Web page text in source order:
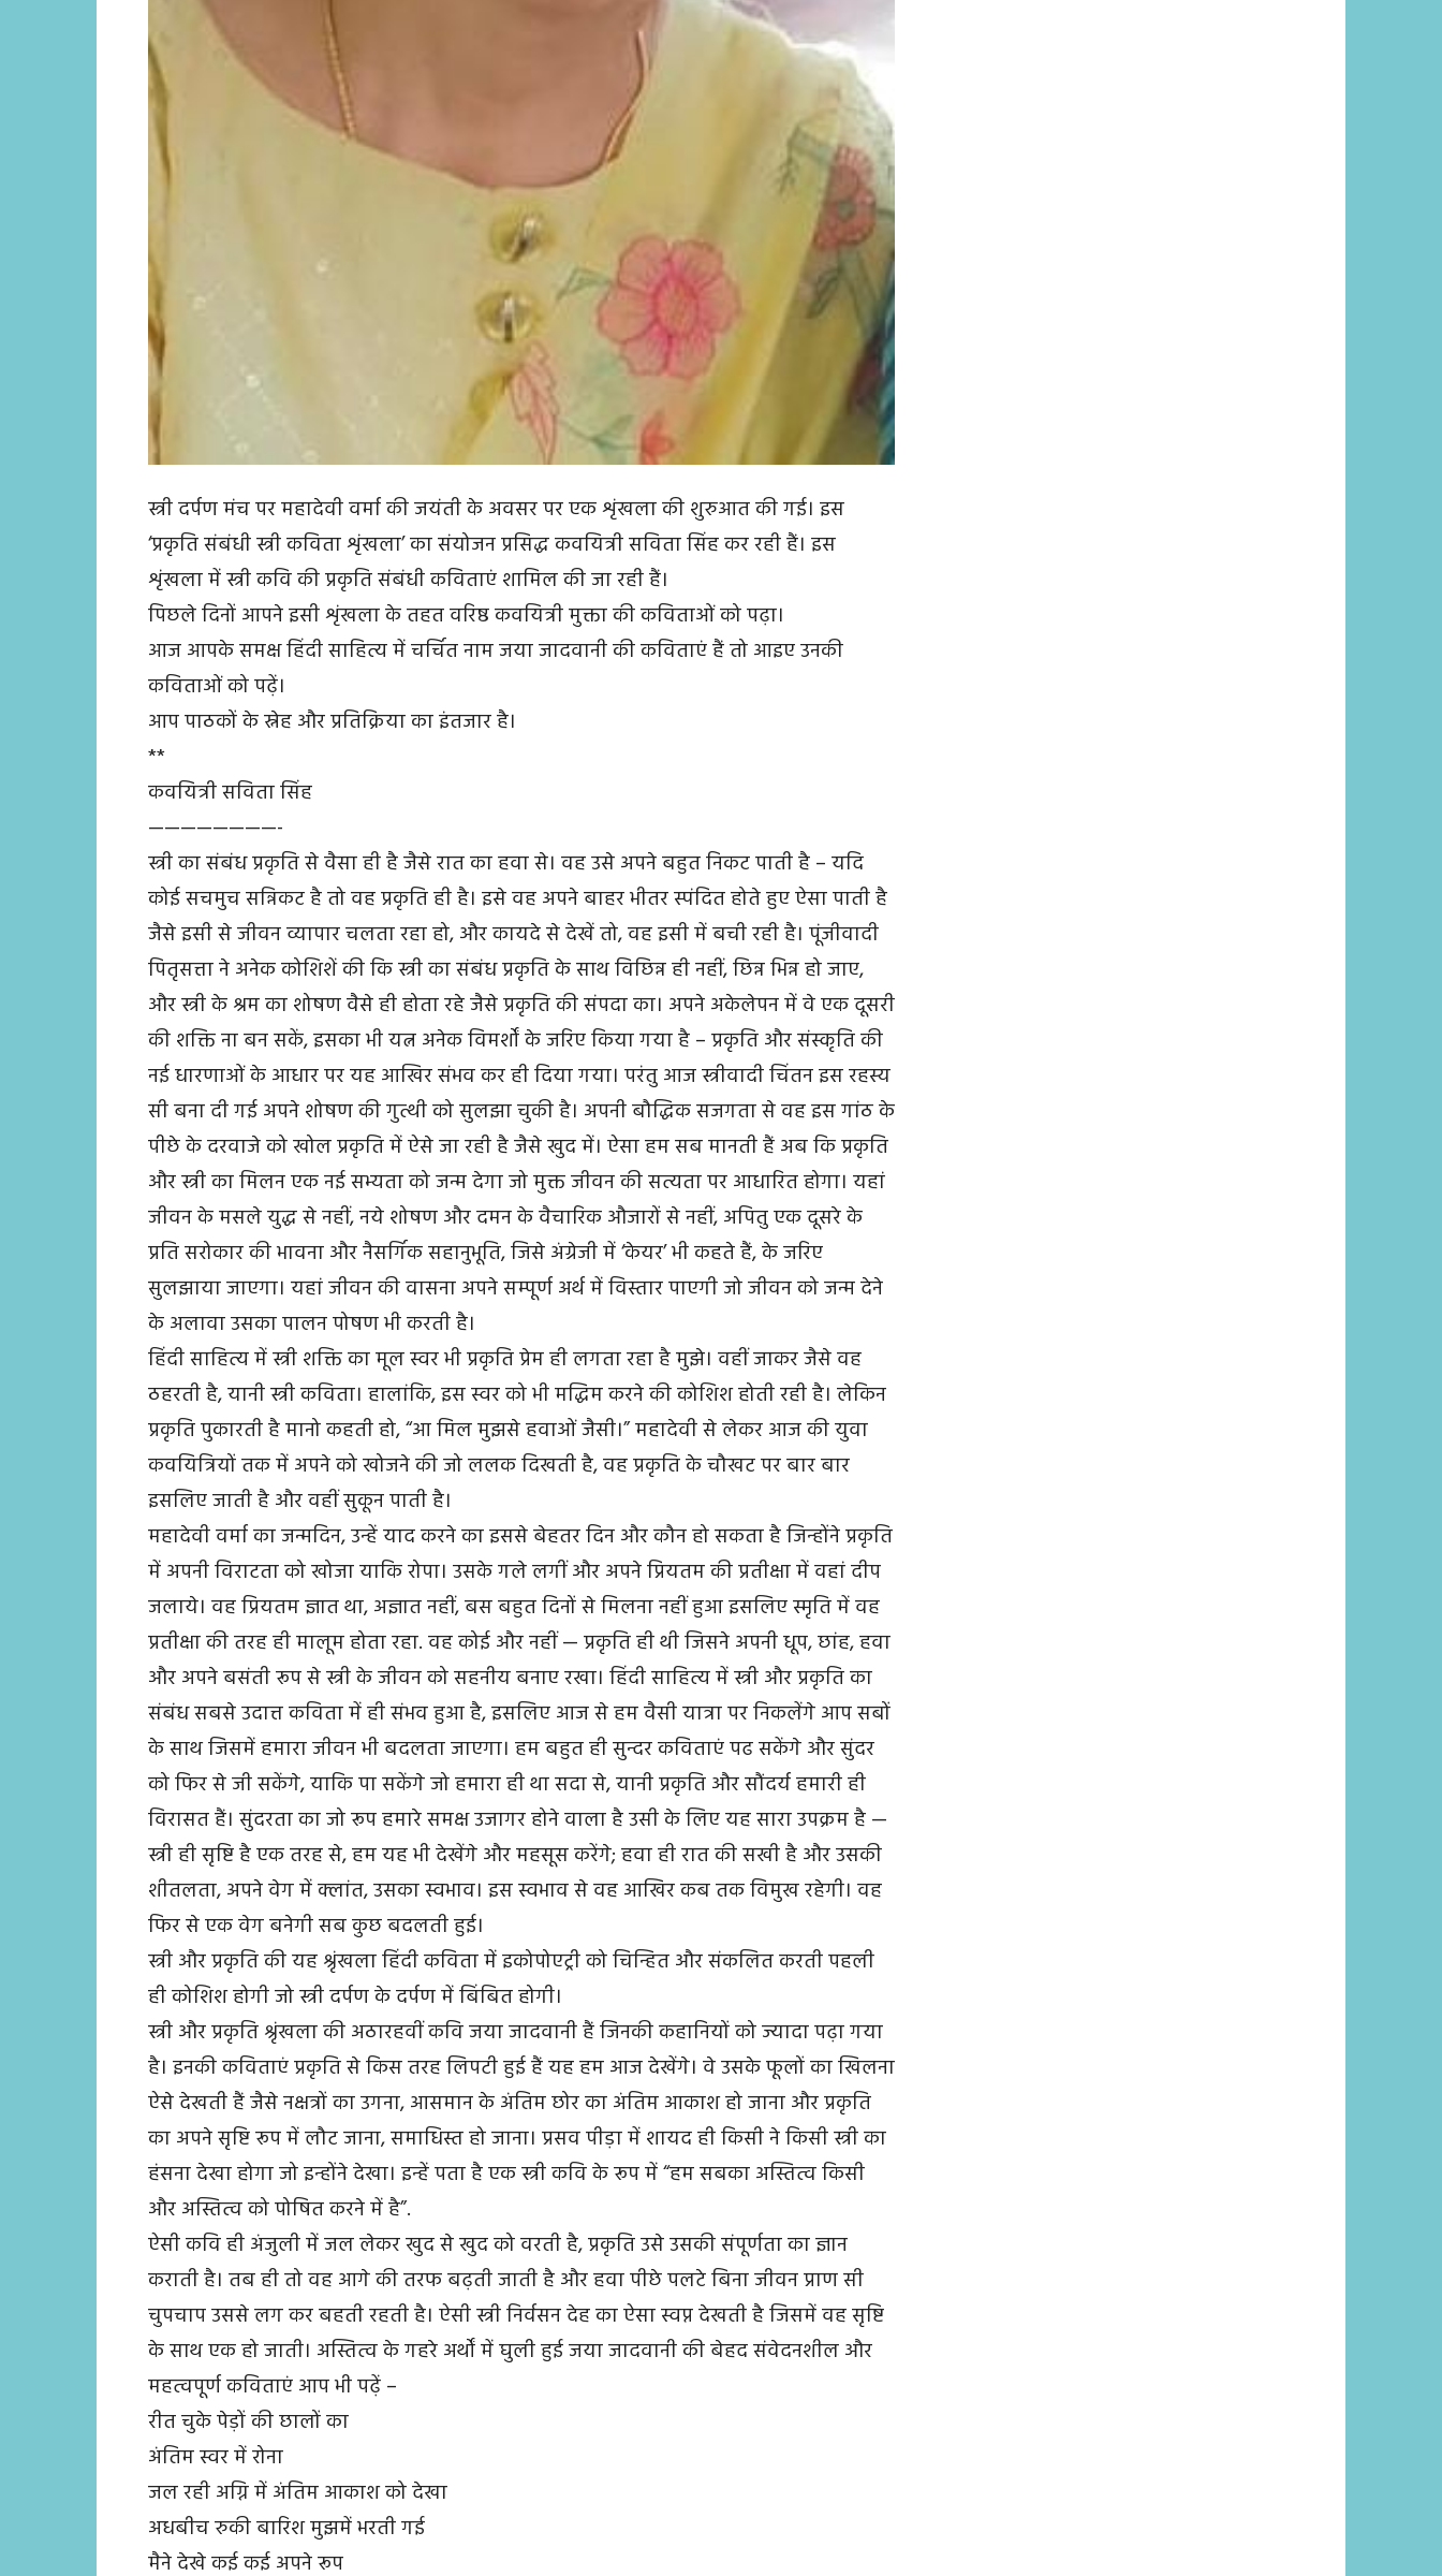
स्त्री दर्पण मंच पर महादेवी वर्मा की जयंती के अवसर पर एक शृंखला की शुरुआत की गई। इस
‘प्रकृति संबंधी स्त्री कविता शृंखला’ का संयोजन प्रसिद्ध कवयित्री सविता सिंह कर रही हैं। इस
शृंखला में स्त्री कवि की प्रकृति संबंधी कविताएं शामिल की जा रही हैं।
पिछले दिनों आपने इसी शृंखला के तहत वरिष्ठ कवयित्री मुक्ता की कविताओं को पढ़ा।
आज आपके समक्ष हिंदी साहित्य में चर्चित नाम जया जादवानी की कविताएं हैं तो आइए उनकी
कविताओं को पढ़ें।
आप पाठकों के स्नेह और प्रतिक्रिया का इंतजार है।
**
कवयित्री सविता सिंह
————————-
स्त्री का संबंध प्रकृति से वैसा ही है जैसे रात का हवा से। वह उसे अपने बहुत निकट पाती है – यदि
कोई सचमुच सन्निकट है तो वह प्रकृति ही है। इसे वह अपने बाहर भीतर स्पंदित होते हुए ऐसा पाती है
जैसे इसी से जीवन व्यापार चलता रहा हो, और कायदे से देखें तो, वह इसी में बची रही है। पूंजीवादी
पितृसत्ता ने अनेक कोशिशें की कि स्त्री का संबंध प्रकृति के साथ विछिन्न ही नहीं, छिन्न भिन्न हो जाए,
और स्त्री के श्रम का शोषण वैसे ही होता रहे जैसे प्रकृति की संपदा का। अपने अकेलेपन में वे एक दूसरी
की शक्ति ना बन सकें, इसका भी यत्न अनेक विमर्शों के जरिए किया गया है – प्रकृति और संस्कृति की
नई धारणाओं के आधार पर यह आखिर संभव कर ही दिया गया। परंतु आज स्त्रीवादी चिंतन इस रहस्य
सी बना दी गई अपने शोषण की गुत्थी को सुलझा चुकी है। अपनी बौद्धिक सजगता से वह इस गांठ के
पीछे के दरवाजे को खोल प्रकृति में ऐसे जा रही है जैसे खुद में। ऐसा हम सब मानती हैं अब कि प्रकृति
और स्त्री का मिलन एक नई सभ्यता को जन्म देगा जो मुक्त जीवन की सत्यता पर आधारित होगा। यहां
जीवन के मसले युद्ध से नहीं, नये शोषण और दमन के वैचारिक औजारों से नहीं, अपितु एक दूसरे के
प्रति सरोकार की भावना और नैसर्गिक सहानुभूति, जिसे अंग्रेजी में ‘केयर’ भी कहते हैं, के जरिए
सुलझाया जाएगा। यहां जीवन की वासना अपने सम्पूर्ण अर्थ में विस्तार पाएगी जो जीवन को जन्म देने
के अलावा उसका पालन पोषण भी करती है।
हिंदी साहित्य में स्त्री शक्ति का मूल स्वर भी प्रकृति प्रेम ही लगता रहा है मुझे। वहीं जाकर जैसे वह
ठहरती है, यानी स्त्री कविता। हालांकि, इस स्वर को भी मद्धिम करने की कोशिश होती रही है। लेकिन
प्रकृति पुकारती है मानो कहती हो, “आ मिल मुझसे हवाओं जैसी।” महादेवी से लेकर आज की युवा
कवयित्रियों तक में अपने को खोजने की जो ललक दिखती है, वह प्रकृति के चौखट पर बार बार
इसलिए जाती है और वहीं सुकून पाती है।
महादेवी वर्मा का जन्मदिन, उन्हें याद करने का इससे बेहतर दिन और कौन हो सकता है जिन्होंने प्रकृति
में अपनी विराटता को खोजा याकि रोपा। उसके गले लगीं और अपने प्रियतम की प्रतीक्षा में वहां दीप
जलाये। वह प्रियतम ज्ञात था, अज्ञात नहीं, बस बहुत दिनों से मिलना नहीं हुआ इसलिए स्मृति में वह
प्रतीक्षा की तरह ही मालूम होता रहा. वह कोई और नहीं — प्रकृति ही थी जिसने अपनी धूप, छांह, हवा
और अपने बसंती रूप से स्त्री के जीवन को सहनीय बनाए रखा। हिंदी साहित्य में स्त्री और प्रकृति का
संबंध सबसे उदात्त कविता में ही संभव हुआ है, इसलिए आज से हम वैसी यात्रा पर निकलेंगे आप सबों
के साथ जिसमें हमारा जीवन भी बदलता जाएगा। हम बहुत ही सुन्दर कविताएं पढ सकेंगे और सुंदर
को फिर से जी सकेंगे, याकि पा सकेंगे जो हमारा ही था सदा से, यानी प्रकृति और सौंदर्य हमारी ही
विरासत हैं। सुंदरता का जो रूप हमारे समक्ष उजागर होने वाला है उसी के लिए यह सारा उपक्रम है —
स्त्री ही सृष्टि है एक तरह से, हम यह भी देखेंगे और महसूस करेंगे; हवा ही रात की सखी है और उसकी
शीतलता, अपने वेग में क्लांत, उसका स्वभाव। इस स्वभाव से वह आखिर कब तक विमुख रहेगी। वह
फिर से एक वेग बनेगी सब कुछ बदलती हुई।
स्त्री और प्रकृति की यह श्रृंखला हिंदी कविता में इकोपोएट्री को चिन्हित और संकलित करती पहली
ही कोशिश होगी जो स्त्री दर्पण के दर्पण में बिंबित होगी।
स्त्री और प्रकृति श्रृंखला की अठारहवीं कवि जया जादवानी हैं जिनकी कहानियों को ज्यादा पढ़ा गया
है। इनकी कविताएं प्रकृति से किस तरह लिपटी हुई हैं यह हम आज देखेंगे। वे उसके फूलों का खिलना
ऐसे देखती हैं जैसे नक्षत्रों का उगना, आसमान के अंतिम छोर का अंतिम आकाश हो जाना और प्रकृति
का अपने सृष्टि रूप में लौट जाना, समाधिस्त हो जाना। प्रसव पीड़ा में शायद ही किसी ने किसी स्त्री का
हंसना देखा होगा जो इन्होंने देखा। इन्हें पता है एक स्त्री कवि के रूप में “हम सबका अस्तित्व किसी
और अस्तित्व को पोषित करने में है”.
ऐसी कवि ही अंजुली में जल लेकर खुद से खुद को वरती है, प्रकृति उसे उसकी संपूर्णता का ज्ञान
कराती है। तब ही तो वह आगे की तरफ बढ़ती जाती है और हवा पीछे पलटे बिना जीवन प्राण सी
चुपचाप उससे लग कर बहती रहती है। ऐसी स्त्री निर्वसन देह का ऐसा स्वप्न देखती है जिसमें वह सृष्टि
के साथ एक हो जाती। अस्तित्व के गहरे अर्थों में घुली हुई जया जादवानी की बेहद संवेदनशील और
महत्वपूर्ण कविताएं आप भी पढ़ें –
रीत चुके पेड़ों की छालों का
अंतिम स्वर में रोना
जल रही अग्नि में अंतिम आकाश को देखा
अधबीच रुकी बारिश मुझमें भरती गई
मैने देखे कई कई अपने रूप